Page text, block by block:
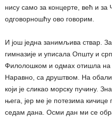
нису само за концерте, већ и за
одговорношћу ово говорим.
И још једна занимљива ствар.
гимназије и уписала Општу и
Филолошком и одмах отишла на
Наравно, са друштвом. На обали
који је сликао морску пучину.
њега, јер ме је потезима
седам дана. Осми дан ми се